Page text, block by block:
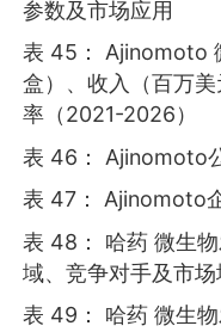
参数及市场应用
表 45： Ajinomoto
盒）、收入（百万
率（2021-2026）
表 46： Ajinomoto
表 47： Ajinomoto
表 48： 哈药 微生
域、竞争对手及市场
表 49： 哈药 微生